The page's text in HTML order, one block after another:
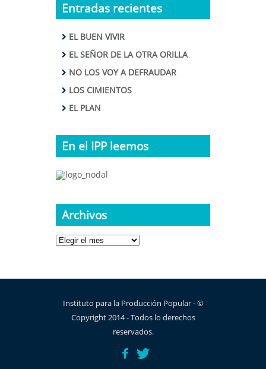
Entradas recientes
EL BUEN VIVIR
EL SEÑOR DE LA OTRA ORILLA
NO LOS VOY A DEFRAUDAR
LOS CIMIENTOS
EL PLAN
En el IPP leemos
Archivos
Archivos
Instituto para la Producción Popular - ©
Copyright 2014 - Todos lo derechos
reservados.